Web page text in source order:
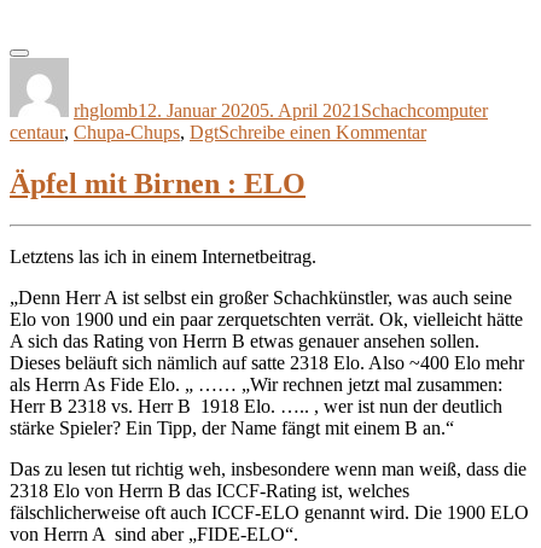
rhglomb12. Januar 20205. April 2021 Schachcomputer
centaur, Chupa-Chups, DgtSchreibe einen Kommentarzu
Äpfel mit Birnen : ELO
Letztens las ich in einem Internetbeitrag.
„Denn Herr A ist selbst ein großer Schachkünstler, was auch seine
Elo von 1900 und ein paar zerquetschten verrät. Ok, vielleicht hätte
A sich das Rating von Herrn B etwas genauer ansehen sollen.
Dieses beläuft sich nämlich auf satte 2318 Elo. Also ~400 Elo mehr
als Herrn As Fide Elo. „ …… „Wir rechnen jetzt mal zusammen:
Herr B 2318 vs. Herr B 1918 Elo. ….. , wer ist nun der deutlich
stärke Spieler? Ein Tipp, der Name fängt mit einem B an.“
Das zu lesen tut richtig weh, insbesondere wenn man weiß, dass die
2318 Elo von Herrn B das ICCF-Rating ist, welches
fälschlicherweise oft auch ICCF-ELO genannt wird. Die 1900 ELO
von Herrn A sind aber „FIDE-ELO“.